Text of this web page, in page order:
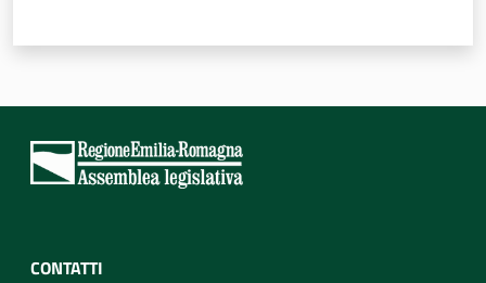
CONTATTI